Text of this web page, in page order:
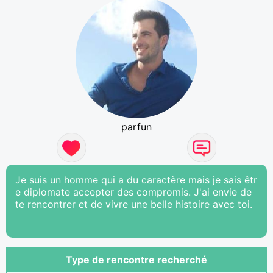
parfun
Je suis un homme qui a du caractère mais je sais êtr
e diplomate accepter des compromis. J'ai envie de
te rencontrer et de vivre une belle histoire avec toi.
Type de rencontre recherché